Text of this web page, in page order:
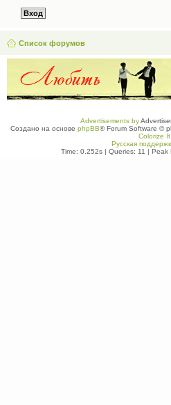
Список форумов
Advertisements by
Создано на основе phpBB® Forum Software ©
Colorize It.
Русская
Time: 0.252s | Queries: 11 | Peak